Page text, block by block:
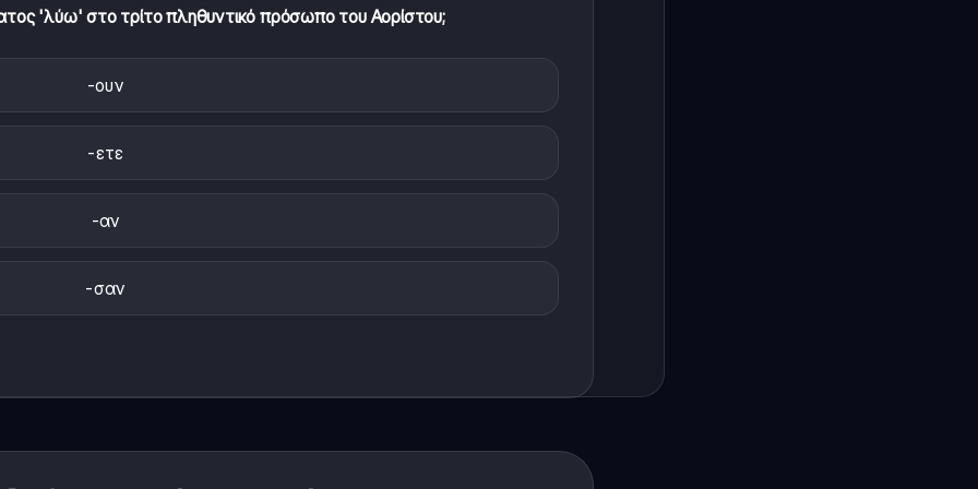
'λύω' στο τρίτο πληθυντικό πρόσωπο του Αορίστου;
-ουν
-ετε
-αν
-σαν